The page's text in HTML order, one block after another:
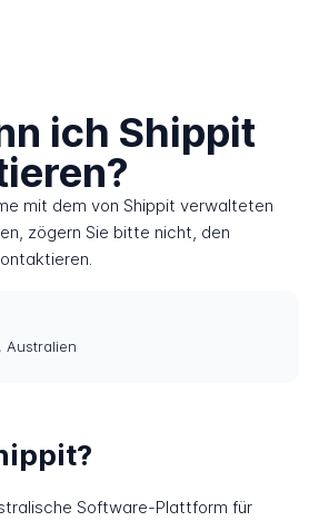
ich Shippit
mit dem von Shippit verwalteten
zögern Sie bitte nicht, den
Australien
Software-Plattform für